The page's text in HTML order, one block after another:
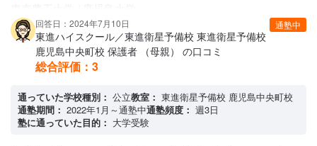
保護者への連絡手段
電話連絡 / メール連絡
アクセス・周りの環境
周りは駅近で、すぐ側にコンビニもあり、非常に便利。学校
講師陣の特徴
通信講座なので一流講師の講義が受けられるので、その点は
よい。また分からない問題を質問できる質問受け講師が、医
学部や薬学部の学生に限定されており、優秀な講師を常駐さ
せていてくれたので、困らないと思う。同じ講義も講師別で
選べるので、いい講師、相性の良い講師を選べる。
カリキュラムについて
通塾中
回答日：2024年7月10日
東進ハイスクール／東進衛星予備校 東進衛星予備校
鹿児島中央町校 保護者 （母親） の口コミ
総合評価： 3
通っていた学校種別： 公立教室： 東進衛星予備校 鹿児島中央町校
通塾期間： 2022年1月～通塾中通塾頻度： 週3日
塾に通っていた目的： 大学受験